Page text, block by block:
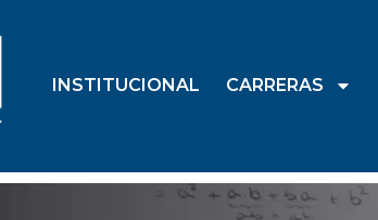
INSTITUCIONAL CARRERAS